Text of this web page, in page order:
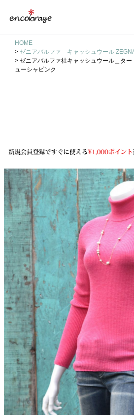
HOME
ゼニアバルファ キャッシュウール
ゼニアバルファ社キャッシュウール＿タ
ューシャピンク